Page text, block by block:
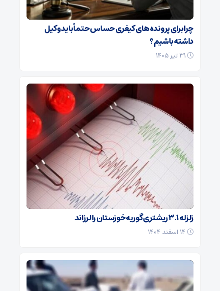
چرا برای پرونده‌های کیفری حساس حتماً باید وکیل
داشته باشیم؟
زلزله ۳.۱ ریشتری گوریه خوزستان را لرزاند